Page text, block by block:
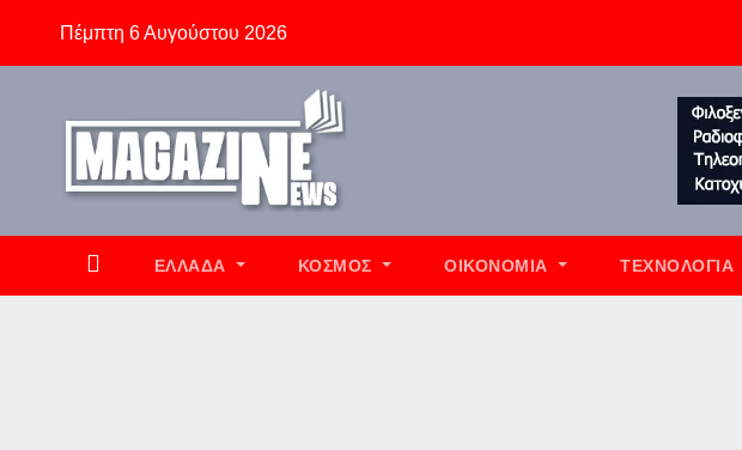
Πέμπτη 6 Αυγούστου 2026
ΕΛΛΆΔΑ ΚΌΣΜΟΣ ΟΙΚΟΝΟΜΊΑ ΤΕΧΝΟΛΟΓΊΑ